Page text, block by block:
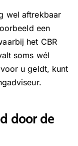
wel aftrekbaar
een
het CBR
soms wél
u geldt, kunt
door de